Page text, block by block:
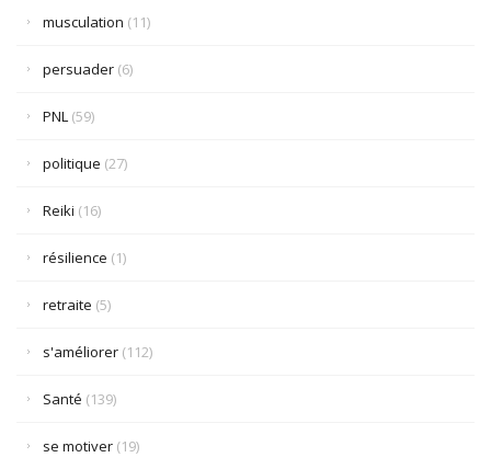
musculation (11)
persuader (6)
PNL (59)
politique (27)
Reiki (16)
résilience (1)
retraite (5)
s'améliorer (112)
Santé (139)
se motiver (19)